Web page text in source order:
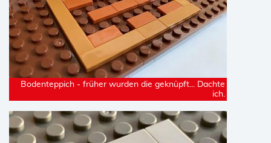
Bodenteppich - früher wurden die geknüpft... Dachte
ich.